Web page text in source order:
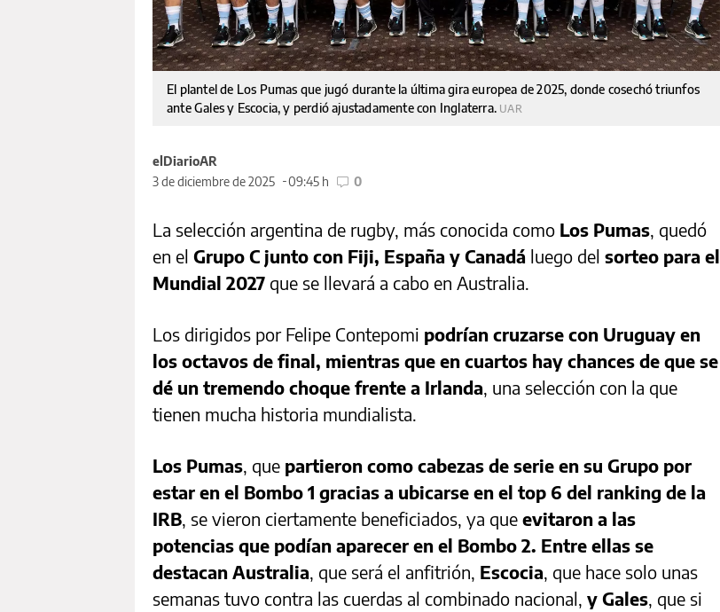
El plantel de Los Pumas que jugó durante la última gira europea de 2025, donde cosechó triunfos
ante Gales y Escocia, y perdió ajustadamente con Inglaterra. UAR
elDiarioAR
3 de diciembre de 2025
09:45 h 0
La selección argentina de rugby, más conocida como Los Pumas, quedó
en el Grupo C junto con Fiji, España y Canadá luego del sorteo para el
Mundial 2027 que se llevará a cabo en Australia.
Los dirigidos por Felipe Contepomi podrían cruzarse con Uruguay en
los octavos de final, mientras que en cuartos hay chances de que se
dé un tremendo choque frente a Irlanda, una selección con la que
tienen mucha historia mundialista.
Los Pumas, que partieron como cabezas de serie en su Grupo por
estar en el Bombo 1 gracias a ubicarse en el top 6 del ranking de la
IRB, se vieron ciertamente beneficiados, ya que evitaron a las
potencias que podían aparecer en el Bombo 2. Entre ellas se
destacan Australia, que será el anfitrión, Escocia, que hace solo unas
semanas tuvo contra las cuerdas al combinado nacional, y Gales, que si